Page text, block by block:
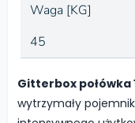
Waga [KG]
45
Gitterbox połówka
wytrzymały